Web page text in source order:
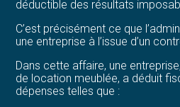
déductible des résultats
C’est précisément ce que
une entreprise à l’issue d’un
Dans cette affaire, une
de location meublée, a déduit
dépenses telles que :